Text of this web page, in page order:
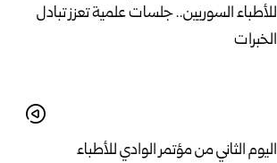
اليوم الثاني من مؤتمر الوادي للأطباء